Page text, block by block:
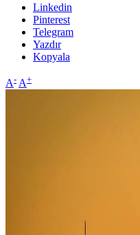
Linkedin
Pinterest
Telegram
Yazdır
Kopyala
A- A+